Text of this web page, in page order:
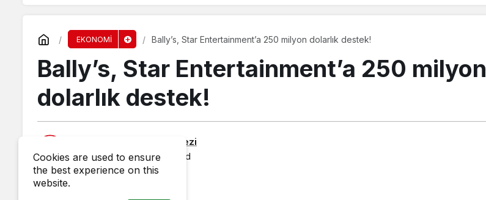
EKONOMİ Bally’s, Star Entertainment’a 250 milyon dolarlık destek!
Bally’s, Star Entertainment’a 250 milyon
dolarlık destek!
Haber Merkezi
1 June 2025, 04:13published
Cookies are used to ensure
the best experience on this
website.